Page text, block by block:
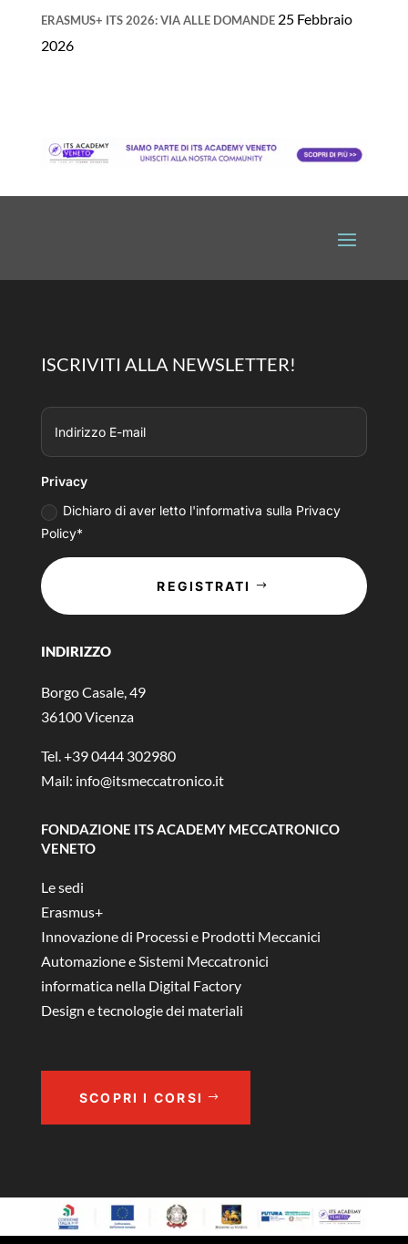
ERASMUS+ ITS 2026: VIA ALLE DOMANDE 25 Febbraio
2026
ISCRIVITI ALLA NEWSLETTER!
Privacy
Dichiaro di aver letto l'informativa sulla Privacy
Policy*
REGISTRATI
INDIRIZZO
Borgo Casale, 49
36100 Vicenza
Tel. +39 0444 302980
Mail: info@itsmeccatronico.it
FONDAZIONE ITS ACADEMY MECCATRONICO
VENETO
Le sedi
Erasmus+
Innovazione di Processi e Prodotti Meccanici
Automazione e Sistemi Meccatronici
informatica nella Digital Factory
Design e tecnologie dei materiali
SCOPRI I CORSI